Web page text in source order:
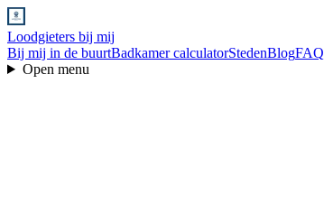
Loodgieters bij mij
Bij mij in de buurtBadkamer calculatorStedenBlogFAQ
Open menu